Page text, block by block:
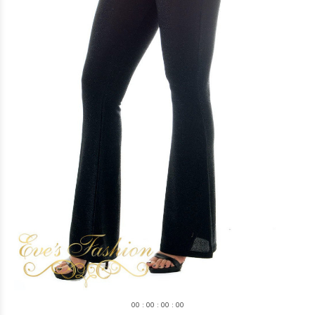
00 : 00 : 00 : 00